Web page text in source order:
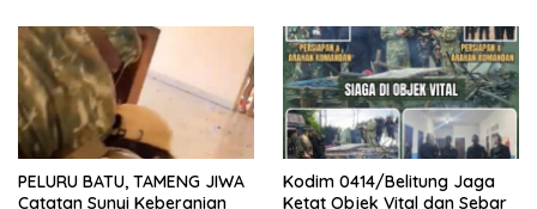
Ihsan Redam Konflik Timah
Belitung
PELURU BATU, TAMENG JIWA
Catatan Sunyi Keberanian
Kodim 0414/Belitung Jaga
Ketat Objek Vital dan Sebar